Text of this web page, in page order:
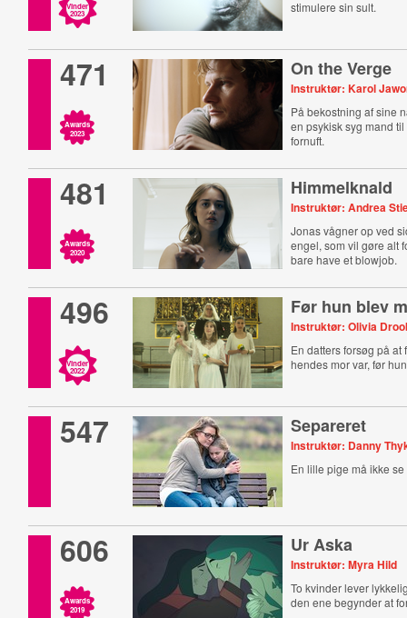
Vinder
2023 stimulere sin sult.
471
Awards
2023
On the Verge
Instruktør: Karol
På bekostning af sine
en psykisk syg mand
fornuft.
481
Awards
2020
Himmelknald
Instruktør: Andrea
Jonas vågner op ved
engel, som vil gøre alt
bare have et blowjob.
496
Vinder
2022
Før hun blev
Instruktør: Olivia
En datters forsøg på at
hendes mor var, før
547 Separeret
Instruktør: Danny
En lille pige må ikke
606
Awards
2019
Ur Aska
Instruktør: Myra Hild
To kvinder lever
den ene begynder at